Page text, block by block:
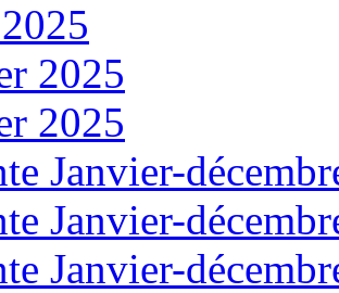
2025
2025
Janvier-
Janvier-
Janvier-